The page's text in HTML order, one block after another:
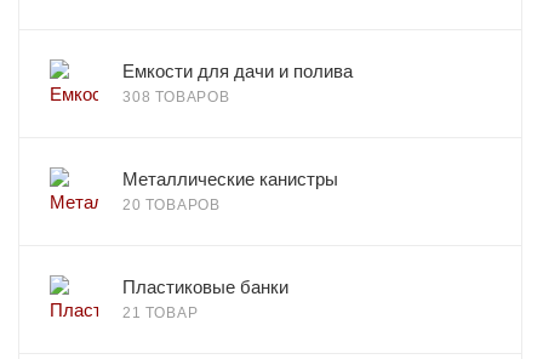
Емкости для дачи и полива
308 ТОВАРОВ
Металлические канистры
20 ТОВАРОВ
Пластиковые банки
21 ТОВАР